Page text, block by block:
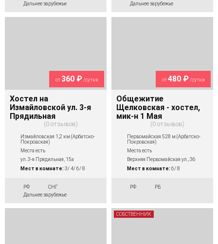
Дальнее зарубежье
Дальнее зарубежье
от 360 ₽/сутки
Хостел на
Измайловской ул. 3-я
Прядильная
0 отзывов
Измайловская 1,2 км (Арбатско-
Покровская)
Места есть
ул. 3-я Прядильная, 15а
Мест в комнате: 3/ 4/ 6/ 8
РФ
СНГ
Дальнее зарубежье
от480 ₽/сутки
Общежитие
Щелковская - хостел,
мик-н 1 Мая
0 отзывов
Первомайская 528 м (Арбатско-
Покровская)
Места есть
Верхняя Первомайская ул., 36
Мест в комнате: 6/ 8
РФ РБ
СОБСТВЕННИК